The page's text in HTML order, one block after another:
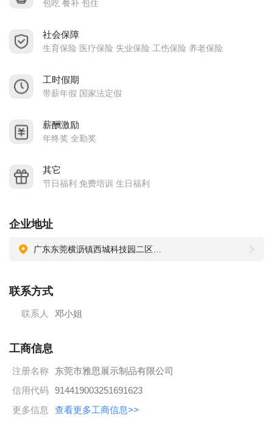
欢迎您来电来函咨询。
--------公司理念 诚信、创新、服务、共赢
--------公司目标 追求卓越、精益求精、诚信经营、稳健发展
-------公司承诺 诚信守约、共同发展
包吃 餐补 包住
社会保障
生育保险 医疗保险 失业保险 工伤保险 养老保险
工时假期
带薪年假 国家法定假
薪酬激励
年终奖 全勤奖
其它
节日福利 免费培训 生日福利
企业地址
联系方式
联系人 邓小姐
工商信息
注册名称
东莞市雅思展示制品有限公司
信用代码 914419003251691623
更多信息
查看更多工商信息>>